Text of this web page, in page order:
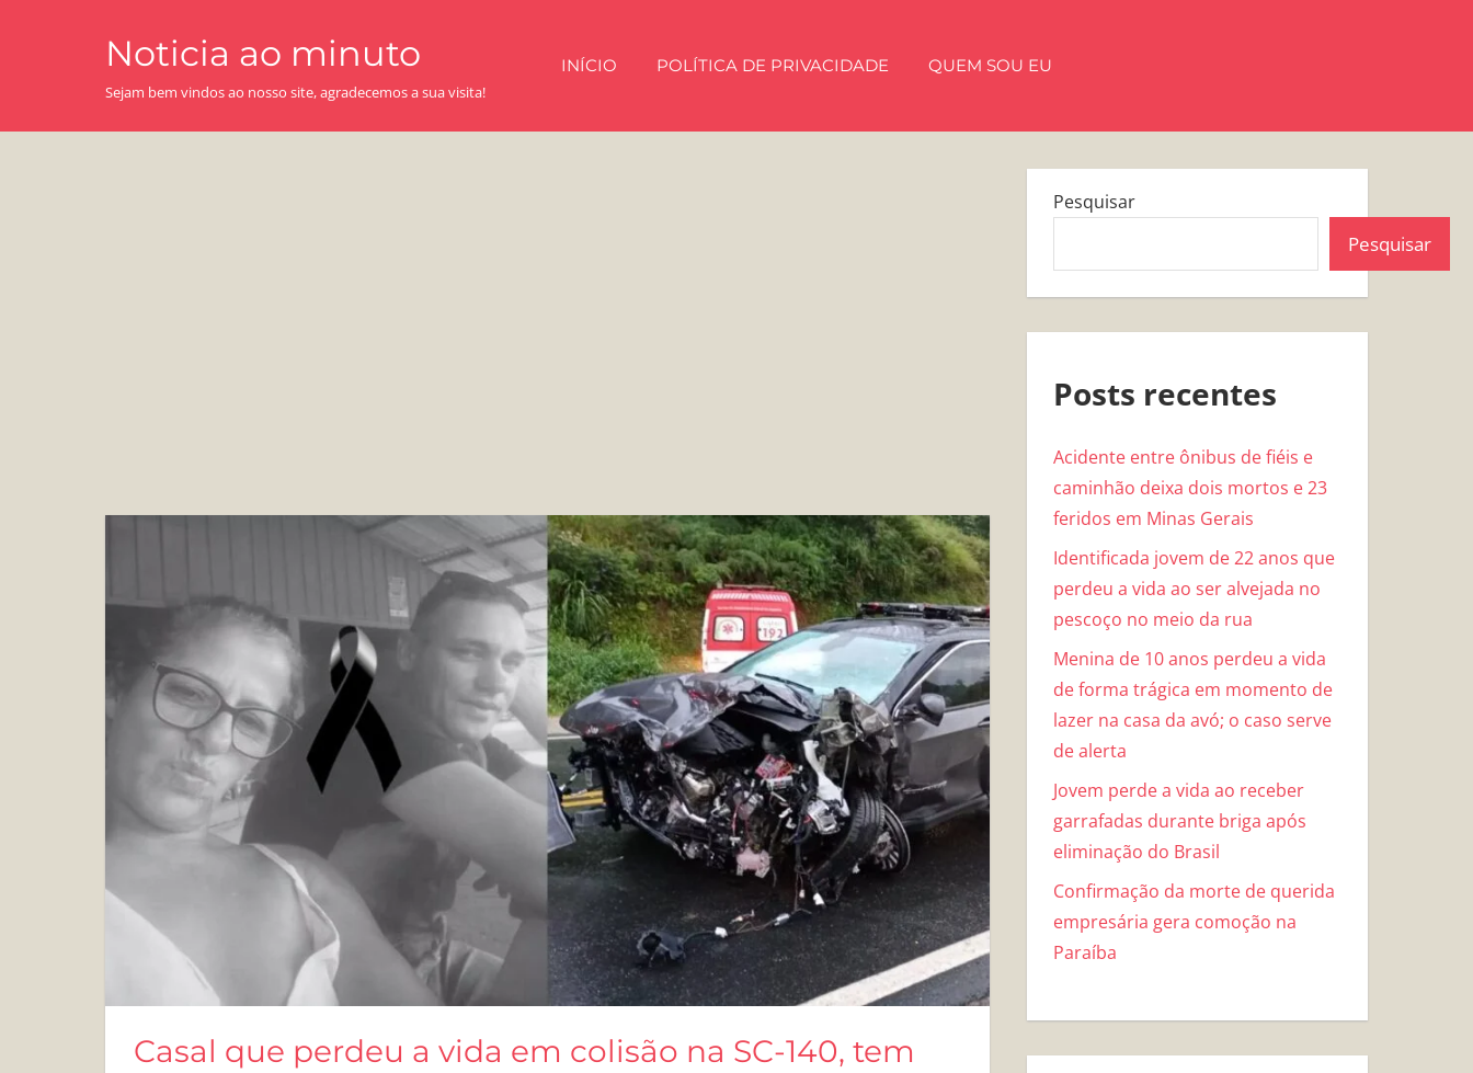
Noticia ao minuto
Sejam bem vindos ao nosso site, agradecemos a sua visita!
INÍCIO POLÍTICA DE PRIVACIDADE QUEM SOU EU
Casal que perdeu a vida em colisão na SC-140, tem
Pesquisar
Pesquisar
Posts recentes
Acidente entre ônibus de fiéis e
caminhão deixa dois mortos e 23
feridos em Minas Gerais
Identificada jovem de 22 anos que
perdeu a vida ao ser alvejada no
pescoço no meio da rua
Menina de 10 anos perdeu a vida
de forma trágica em momento de
lazer na casa da avó; o caso serve
de alerta
Jovem perde a vida ao receber
garrafadas durante briga após
eliminação do Brasil
Confirmação da morte de querida
empresária gera comoção na
Paraíba